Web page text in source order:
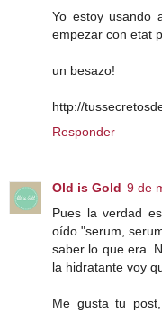
Yo estoy usando
empezar con etat
un besazo!
http://
Responder
Old is Gold 9 de
Pues la verdad
oído "serum,
saber lo que era.
la hidratante voy
Me gusta tu